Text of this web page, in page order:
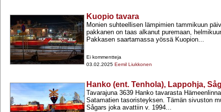
Kuopio tavara
Monien suhteellisen lämpimien tammikuun
pakkanen on taas alkanut puremaan,
Pakkasen saartamassa yössä Kuopion...
Ei kommentteja
03.02.2025 Eemil Liukkonen
Hanko (ent. Tenhola), Lappohja,
Tavarajuna 3639 Hanko tavarasta
Satamatien tasoristeyksen. Tämän sivuston
Sågars joka avattiin v. 1994...